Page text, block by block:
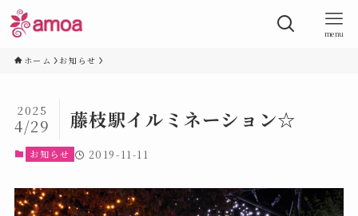
menu
ホーム お知らせ
藤枝駅イルミネーション☆
2025
4/29
お知らせ 2019-11-11